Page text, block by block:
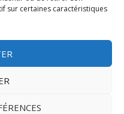
sur certaines caractéristiques